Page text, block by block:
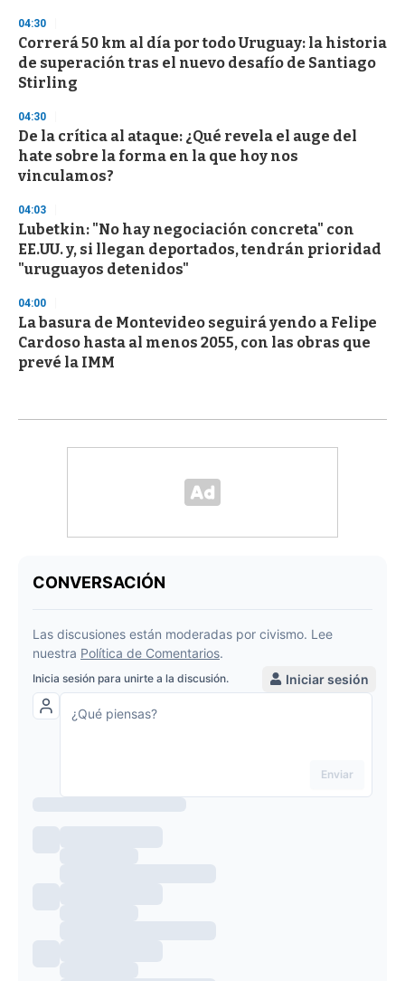
04:30
Correrá 50 km al día por todo Uruguay: la historia
de superación tras el nuevo desafío de Santiago
Stirling
04:30
De la crítica al ataque: ¿Qué revela el auge del
hate sobre la forma en la que hoy nos
vinculamos?
04:03
Lubetkin: "No hay negociación concreta" con
EE.UU. y, si llegan deportados, tendrán prioridad
"uruguayos detenidos"
04:00
La basura de Montevideo seguirá yendo a Felipe
Cardoso hasta al menos 2055, con las obras que
prevé la IMM